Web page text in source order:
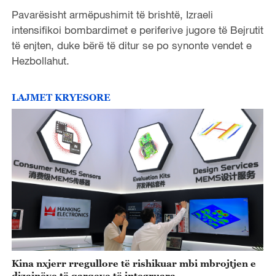
Pavarësisht armëpushimit të brishtë, Izraeli
intensifikoi bombardimet e periferive jugore të Bejrutit
të enjten, duke bërë të ditur se po synonte vendet e
Hezbollahut.
LAJMET KRYESORE
Kina nxjerr rregullore të rishikuar mbi mbrojtjen e